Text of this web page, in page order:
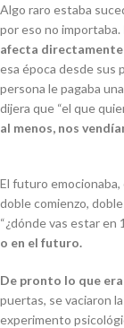
Algo raro estaba
por eso no importaba.
afecta directamente
esa época desde sus
persona le pagaba
dijera que “el que
al menos, nos
El futuro emocionaba,
doble comienzo,
“¿dónde vas estar en
o en el futuro.
De pronto lo que
puertas, se vaciaron
experimento